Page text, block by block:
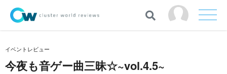
イベントレビュー
今夜も音ゲー曲三昧☆~vol.4.5~